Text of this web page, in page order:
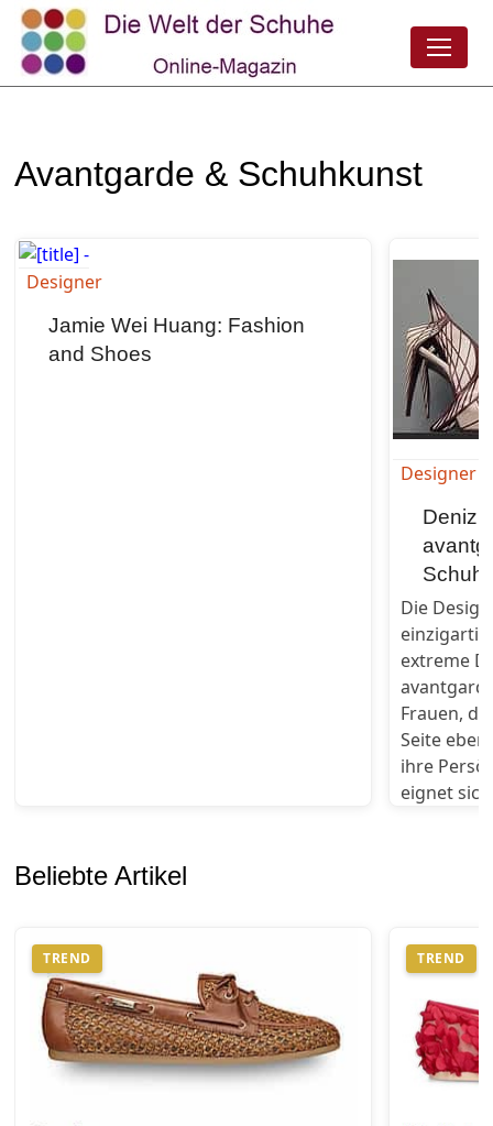
Avantgarde & Schuhkunst
Designer
Jamie Wei Huang: Fashion
and Shoes
Designer
Deniz
Die
extreme
Frauen,
Seite
ihre
eignet
Beliebte Artikel
TREND TREND